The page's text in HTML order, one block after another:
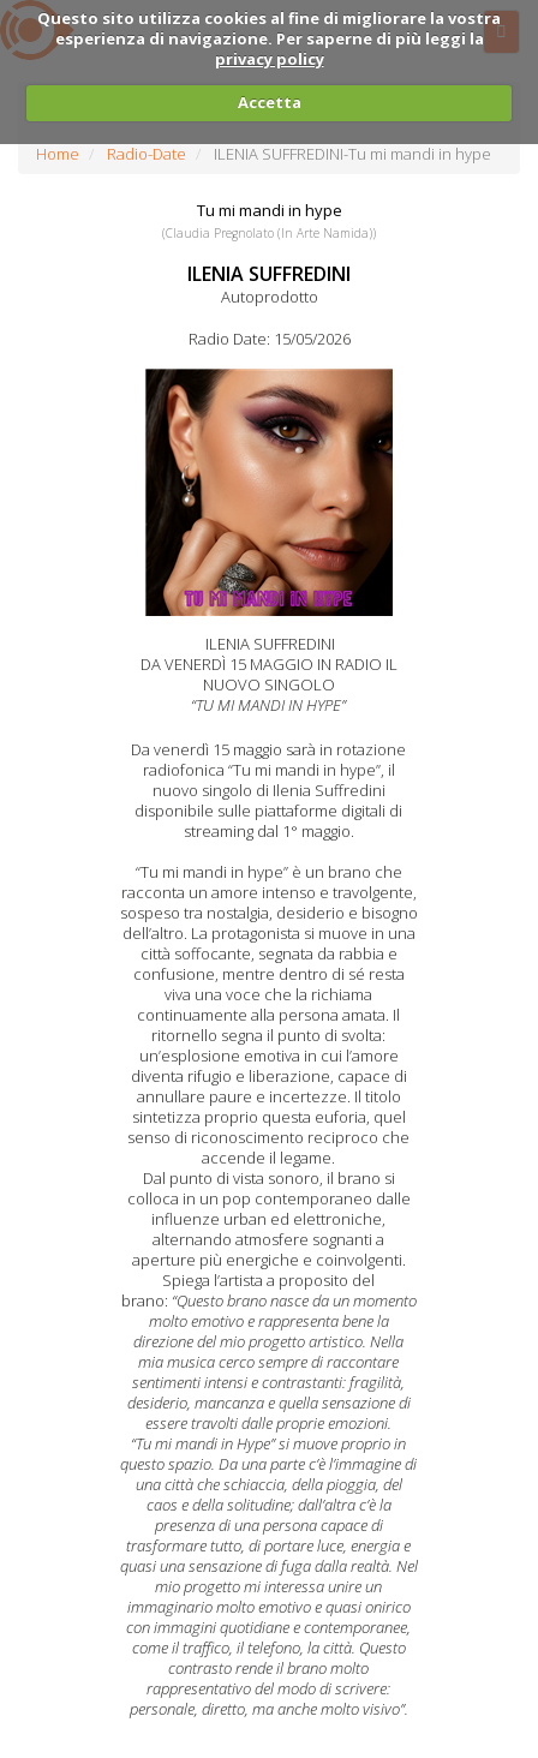
Questo sito utilizza cookies al fine di migliorare la vostra
esperienza di navigazione. Per saperne di più leggi la
privacy policy
Accetta
Home Radio-Date ILENIA SUFFREDINI-Tu mi mandi in hype
Tu mi mandi in hype
(Claudia Pregnolato (in Arte Namida))
ILENIA SUFFREDINI
Autoprodotto
Radio Date: 15/05/2026
ILENIA SUFFREDINI
DA VENERDÌ 15 MAGGIO IN RADIO IL
NUOVO SINGOLO
“TU MI MANDI IN HYPE”
Da venerdì 15 maggio sarà in rotazione
radiofonica “Tu mi mandi in hype”, il
nuovo singolo di Ilenia Suffredini
disponibile sulle piattaforme digitali di
streaming dal 1° maggio.
“Tu mi mandi in hype” è un brano che
racconta un amore intenso e travolgente,
sospeso tra nostalgia, desiderio e bisogno
dell’altro. La protagonista si muove in una
città soffocante, segnata da rabbia e
confusione, mentre dentro di sé resta
viva una voce che la richiama
continuamente alla persona amata. Il
ritornello segna il punto di svolta:
un’esplosione emotiva in cui l’amore
diventa rifugio e liberazione, capace di
annullare paure e incertezze. Il titolo
sintetizza proprio questa euforia, quel
senso di riconoscimento reciproco che
accende il legame.
Dal punto di vista sonoro, il brano si
colloca in un pop contemporaneo dalle
influenze urban ed elettroniche,
alternando atmosfere sognanti a
aperture più energiche e coinvolgenti.
Spiega l’artista a proposito del
brano: “Questo brano nasce da un momento
molto emotivo e rappresenta bene la
direzione del mio progetto artistico. Nella
mia musica cerco sempre di raccontare
sentimenti intensi e contrastanti: fragilità,
desiderio, mancanza e quella sensazione di
essere travolti dalle proprie emozioni.
“Tu mi mandi in Hype” si muove proprio in
questo spazio. Da una parte c’è l’immagine di
una città che schiaccia, della pioggia, del
caos e della solitudine; dall’altra c’è la
presenza di una persona capace di
trasformare tutto, di portare luce, energia e
quasi una sensazione di fuga dalla realtà. Nel
mio progetto mi interessa unire un
immaginario molto emotivo e quasi onirico
con immagini quotidiane e contemporanee,
come il traffico, il telefono, la città. Questo
contrasto rende il brano molto
rappresentativo del modo di scrivere:
personale, diretto, ma anche molto visivo”.